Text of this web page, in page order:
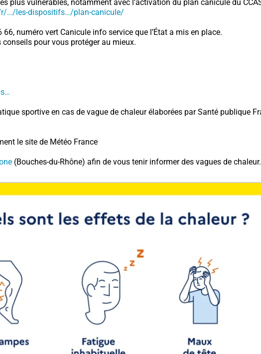
plus vulnérables, notamment avec l’activation du plan canicule du
…/les-dispositifs…/plan-canicule/
numéro vert Canicule info service que l’État a mis en place.
pour vous protéger au mieux.
sportive en cas de vague de chaleur élaborées par Santé publique
le site de Météo France
(Bouches-du-Rhône) afin de vous tenir informer des vagues de chaleur.